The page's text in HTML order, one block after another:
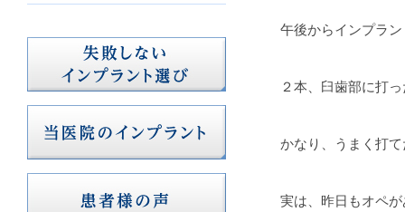
午後からインプラ
２本、臼歯部に打
かなり、うまく打
実は、昨日もオペ